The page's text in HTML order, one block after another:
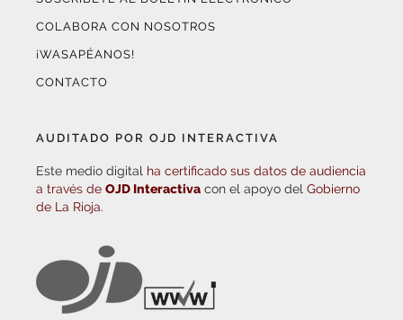
COLABORA CON NOSOTROS
¡WASAPÉANOS!
CONTACTO
AUDITADO POR OJD INTERACTIVA
Este medio digital ha certificado sus datos de audiencia
a través de OJD Interactiva con el apoyo del Gobierno
de La Rioja.